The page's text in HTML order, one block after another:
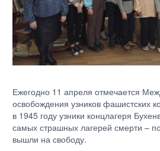
Ежегодно 11 апреля отмечается
освобождения узников фашистских
в 1945 году узники концлагеря
самых страшных лагерей смерти –
вышли на свободу.